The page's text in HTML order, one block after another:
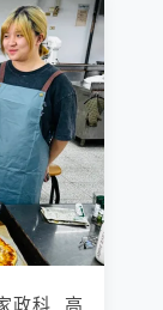
政科 高